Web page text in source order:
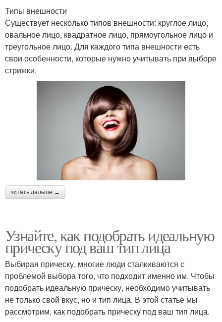
Типы внешности
Существует несколько типов внешности: круглое лицо,
овальное лицо, квадратное лицо, прямоугольное лицо и
треугольное лицо. Для каждого типа внешности есть
свои особенности, которые нужно учитывать при выборе
стрижки.
читать дальше →
Узнайте, как подобрать идеальную
прическу под ваш тип лица
Выбирая прическу, многие люди сталкиваются с
проблемой выбора того, что подходит именно им. Чтобы
подобрать идеальную прическу, необходимо учитывать
не только свой вкус, но и тип лица. В этой статье мы
рассмотрим, как подобрать прическу под ваш тип лица.